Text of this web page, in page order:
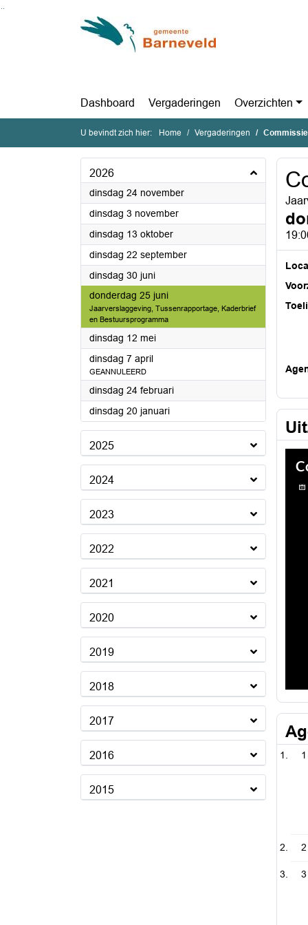
Ga naar de inhoud van deze pagina
Ga naar het zoeken
Dashboard Vergaderingen Overzichten
U bevindt zich hier: Home Vergaderingen
2026
dinsdag 24 november2026
dinsdag 3 november2026
dinsdag 13 oktober2026
dinsdag 22 september2026
dinsdag 30 juni2026
donderdag 25 juni2026
Jaarverslaggeving, Tussenrapportage, Kaderbrief
en Bestuursprogramma
dinsdag 12 mei2026
dinsdag 7 april2026
GEANNULEERD
dinsdag 24 februari2026
dinsdag 20 januari2026
2025
2024
2023
2022
2021
2020
2019
2018
2017
2016
2015
1
2
3